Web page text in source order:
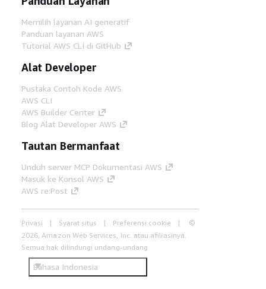
Memilih layanan AI generatif
Panduan layanan AWS
Tutorial AWS CLI di GitHub
Alat Developer
Pustaka Contoh Kode AWS
AWS CLI
AWS Builder Center
Blog Alat Developer AWS
Tautan Bermanfaat
Unduh server MCP Dokumentasi AWS
Masuk ke Konsol AWS
AWS re:Post
Privasi Syarat situs Preferensi cookie
©
2026, Amazon Web Services, Inc. atau afiliasinya.
Semua hak dilindungi undang-undang.
Bahasa Indonesia